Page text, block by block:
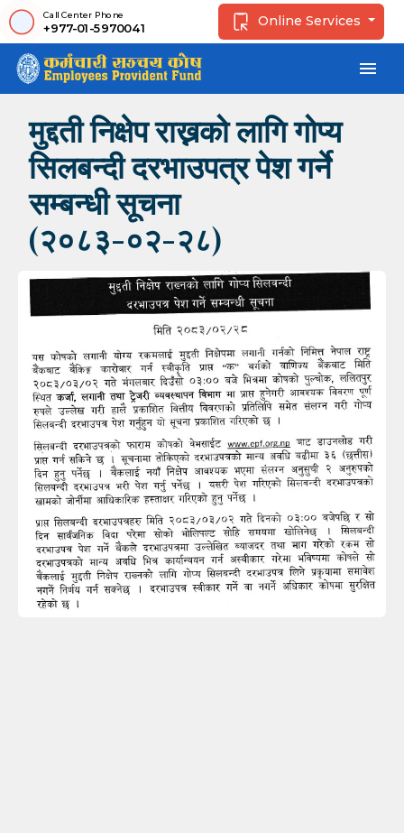
Call Center Phone
+977-01-5970041 Online Services
menu
मुद्दती निक्षेप राख्नको लागि गोप्य
सिलबन्दी दरभाउपत्र पेश गर्ने
सम्बन्धी सूचना
(२०८३-०२-२८)